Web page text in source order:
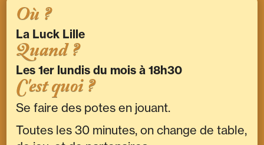
Où ?
La Luck Lille
Quand ?
Les 1er lundis du mois à 18h30
C'est quoi ?
Se faire des potes en jouant.
Toutes les 30 minutes, on change de table,